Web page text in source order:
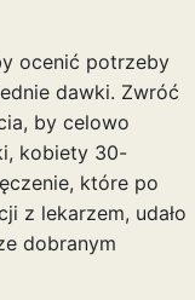
ocenić potrzeby
dawki. Zwróć
by celowo
kobiety 30-
które po
z lekarzem, udało
dobranym